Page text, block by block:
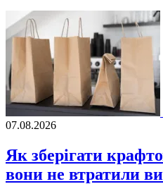
07.08.2026
Як зберігати
вони не втратили